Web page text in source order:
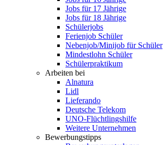
Jobs für 17 Jährige
Jobs für 18 Jährige
Schülerjobs
Ferienjob Schüler
Nebenjob/Minijob für Schüler
Mindestlohn Schüler
Schülerpraktikum
Arbeiten bei
Alnatura
Lidl
Lieferando
Deutsche Telekom
UNO-Flüchtlingshilfe
Weitere Unternehmen
Bewerbungstipps